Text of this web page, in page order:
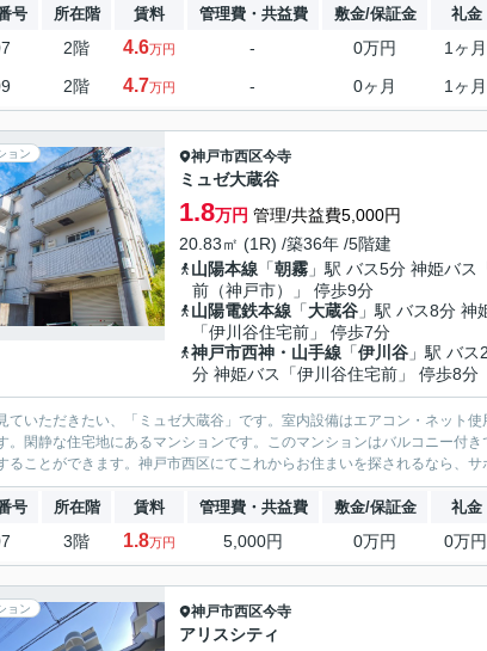
号 所在階 賃料 管理費・共益費 敷金/保証金 礼金
2階 4.6万円 - 0万円 1ヶ月
2階 4.7万円 - 0ヶ月 1ヶ月
ョン 神戸市西区今寺
ミュゼ大蔵谷
1.8万円 管理/共益費5,000円
20.83㎡ (1R) /築36年 /5階建
山陽本線 「朝霧 」駅 バス5分 神姫バス
前（神戸市）」 停歩9分
山陽電鉄本線 「大蔵谷 」駅 バス8分 神
「伊川谷住宅前」 停歩7分
神戸市西神・山手線 「伊川谷 」駅 バス
分 神姫バス「伊川谷住宅前」 停歩8分
ていただきたい、「ミュゼ大蔵谷」です。室内設備はエアコン・ネット
。閑静な住宅地にあるマンションです。このマンションはバルコニー付
ることができます。神戸市西区にてこれからお住まいを探されるなら、
号 所在階 賃料 管理費・共益費 敷金/保証金 礼金
3階 1.8万円 5,000円 0万円 0万円
ョン 神戸市西区今寺
アリスシティ